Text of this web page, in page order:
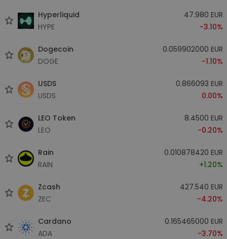
Hyperliquid
HYPE
47.980 EUR
-3.10%
Dogecoin
DOGE
0.059902000 EUR
-1.10%
USDS
USDS
0.866093 EUR
0.00%
LEO Token
LEO
8.4500 EUR
-0.20%
Rain
RAIN
0.010878420 EUR
+1.20%
Zcash
ZEC
427.540 EUR
-4.20%
Cardano
ADA
0.165465000 EUR
-3.70%